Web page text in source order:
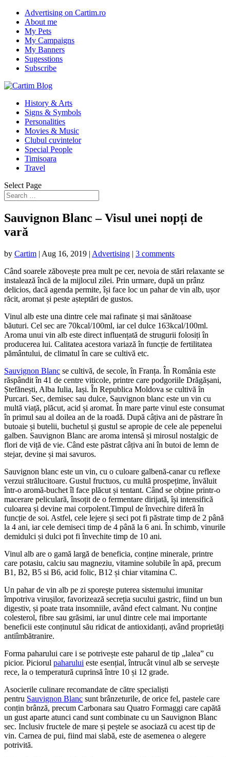
Advertising on Cartim.ro
About me
My Pets
My Campaigns
My Banners
Sugesstions
Subscribe
History & Arts
Signs & Symbols
Personalities
Movies & Music
Clubul cuvintelor
Special People
Timisoara
Travel
Select Page
Sauvignon Blanc – Visul unei nopți de
vară
by Cartim | Aug 16, 2019 | Advertising | 3 comments
Când soarele zăbovește prea mult pe cer, nevoia de stări relaxante se
instalează încă de la mijlocul zilei. Prin urmare, după un prânz
delicios, dacă agenda permite, își face loc un pahar de vin alb, ușor
răcit, aromat și peste așteptări de gustos.
Vinul alb este una dintre cele mai rafinate și mai sănătoase
băuturi. Cel sec are 70kcal/100ml, iar cel dulce 163kcal/100ml.
Aroma unui vin alb este direct influențată de strugurii folosiți în
producerea lui. Calitatea acestora variază în funcție de fertilitatea
pământului, de climatul în care se cultivă etc.
Sauvignon Blanc se cultivă, de secole, în Franța. În România este
răspândit în 41 de centre viticole, printre care podgoriile Drăgășani,
Ștefănești, Alba Iulia, Iași. În Republica Moldova se cultivă în
Purcari. Sec, demisec sau dulce, Sauvignon blanc este un vin cu
multă viață, plăcut, acid și aromat. În mare parte vinul este consumat
în primul sau al doilea an de la roadă. După câțiva ani de păstrare în
butoaie și butelii, buchetul și gustul se apropie de cele ale pepenelui
galben. Sauvignon Blanc are aroma intensă și mirosul nostalgic de
flori de viță de vie. Când este păstrat câțiva ani în butoi de lemn de
stejar, devine și mai savuros.
Sauvignon blanc este un vin, cu o culoare galbenă-canar cu reflexe
verzui strălucitoare. Gustul fructuos, cu multă prospețime, învăluit
într-o aromă-buchet îl face plăcut și tentant. Când se obține printr-o
macerare peliculară, însoțit de o fermentare dirijată, își intensifică
culoarea și devine mai corpolent.Timpul de învechire diferă în
funcție de soi. Astfel, cele lejere și seci pot fi păstrate timp de 2 până
la 4 ani, iar cele demiseci timp de 4 până la 6 ani. În schimb, vinurile
demidulci și dulci pot fi învechite timp de 10 ani.
Vinul alb are o gamă largă de beneficia, conține minerale, printre
care potasiu, calciu sau magneziu, vitamine solubile în apă, precum
B1, B2, B5 si B6, acid folic, B12 și chiar vitamina C.
Un pahar de vin alb pe zi sporește puterea sistemului imunitar
împotriva virușilor, favorizează secreția sucului gastric, fiind un bun
digestiv, și poate trata insomniile, având efect calmant. Nu conține
colesterol, fibre sau grăsimi, iar unul dintre cele mai importante
beneficii este conținutul său ridicat de antioxidanți, având proprietăți
antiîmbătranire.
Forma paharului care i se potrivește este paharul de tip „lalea” cu
picior. Piciorul paharului este esențial, întrucât vinul alb se servește
rece, la o temperatură cuprinsă între 10 și 12 grade.
Asocierile culinare recomandate de către specialiști
pentru Sauvignon Blanc sunt brânzeturile, de orice fel, pastele care
conțin brânză, precum Carbonara sau Quatro Formaggi care capătă
un gust aparte atunci cand sunt combinate cu un Sauvignon Blanc
sec. Inclusiv fructele de mare și peștele se asociază cu acest tip de
vin. Carnea de pui, fiind mai slabă, este de asemenea o alegere
potrivită.